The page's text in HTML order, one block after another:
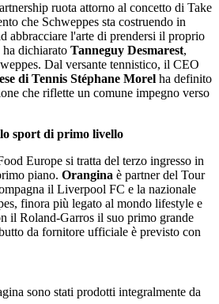
ruota attorno al concetto di Take
che Schweppes sta costruendo in
abbracciare l'arte di prendersi il proprio
dichiarato Tanneguy Desmarest,
Dal versante tennistico, il CEO
di Tennis Stéphane Morel ha definito
che riflette un comune impegno verso
sport di primo livello
Europe si tratta del terzo ingresso in
piano. Orangina è partner del Tour
il Liverpool FC e la nazionale
finora più legato al mondo lifestyle e
il Roland-Garros il suo primo grande
da fornitore ufficiale è previsto con
sono stati prodotti integralmente da